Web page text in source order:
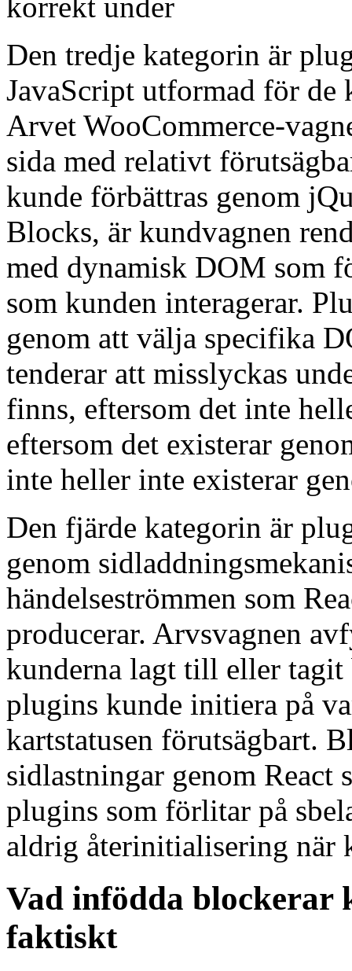
Den tredje kategorin är
JavaScript utformad för de
Arvet WooCommerce-
sida med relativt
kunde förbättras genom
Blocks, är kundvagnen
med dynamisk DOM som
som kunden interagerar.
genom att välja specifika
tenderar att misslyckas
finns, eftersom det inte
eftersom det existerar
inte heller inte existerar
Den fjärde kategorin är
genom
händelseströmmen som
producerar. Arvsvagnen
kunderna lagt till eller
plugins kunde initiera på
kartstatusen förutsägbart.
sidlastningar genom React
plugins som förlitar på
aldrig återinitialisering när
Vad infödda
faktiskt